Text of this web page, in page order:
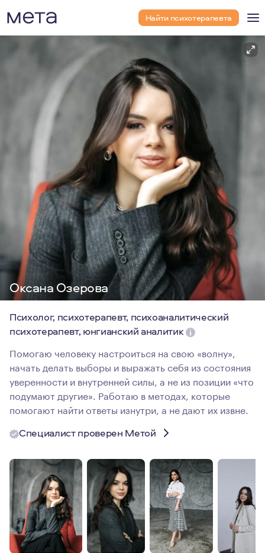
Найти психотерапевта
Оксана Озерова
Психолог, психотерапевт, психоаналитический
психотерапевт, юнгианский аналитик
Помогаю человеку настроиться на свою «волну»,
начать делать выборы и выражать себя из состояния
уверенности и внутренней силы, а не из позиции «что
подумают другие». Работаю в методах, которые
помогают найти ответы изнутри, а не дают их извне.
Специалист проверен Метой